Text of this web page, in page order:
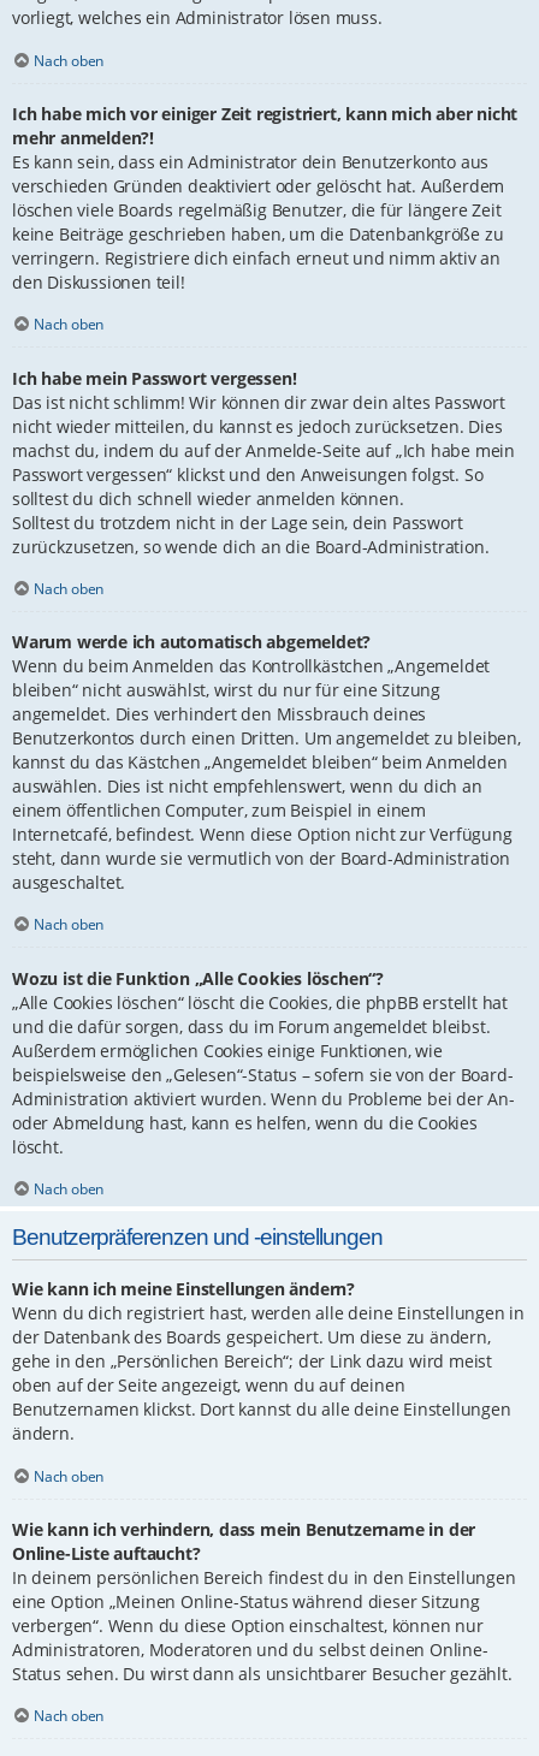
vorliegt, welches ein Administrator lösen muss.
Nach oben
Ich habe mich vor einiger Zeit registriert, kann mich aber nicht
mehr anmelden?!
Es kann sein, dass ein Administrator dein Benutzerkonto aus
verschieden Gründen deaktiviert oder gelöscht hat. Außerdem
löschen viele Boards regelmäßig Benutzer, die für längere Zeit
keine Beiträge geschrieben haben, um die Datenbankgröße zu
verringern. Registriere dich einfach erneut und nimm aktiv an
den Diskussionen teil!
Nach oben
Ich habe mein Passwort vergessen!
Das ist nicht schlimm! Wir können dir zwar dein altes Passwort
nicht wieder mitteilen, du kannst es jedoch zurücksetzen. Dies
machst du, indem du auf der Anmelde-Seite auf „Ich habe mein
Passwort vergessen“ klickst und den Anweisungen folgst. So
solltest du dich schnell wieder anmelden können.
Solltest du trotzdem nicht in der Lage sein, dein Passwort
zurückzusetzen, so wende dich an die Board-Administration.
Nach oben
Warum werde ich automatisch abgemeldet?
Wenn du beim Anmelden das Kontrollkästchen „Angemeldet
bleiben“ nicht auswählst, wirst du nur für eine Sitzung
angemeldet. Dies verhindert den Missbrauch deines
Benutzerkontos durch einen Dritten. Um angemeldet zu bleiben,
kannst du das Kästchen „Angemeldet bleiben“ beim Anmelden
auswählen. Dies ist nicht empfehlenswert, wenn du dich an
einem öffentlichen Computer, zum Beispiel in einem
Internetcafé, befindest. Wenn diese Option nicht zur Verfügung
steht, dann wurde sie vermutlich von der Board-Administration
ausgeschaltet.
Nach oben
Wozu ist die Funktion „Alle Cookies löschen“?
„Alle Cookies löschen“ löscht die Cookies, die phpBB erstellt hat
und die dafür sorgen, dass du im Forum angemeldet bleibst.
Außerdem ermöglichen Cookies einige Funktionen, wie
beispielsweise den „Gelesen“-Status – sofern sie von der Board-
Administration aktiviert wurden. Wenn du Probleme bei der An-
oder Abmeldung hast, kann es helfen, wenn du die Cookies
löscht.
Nach oben
Benutzerpräferenzen und -einstellungen
Wie kann ich meine Einstellungen ändern?
Wenn du dich registriert hast, werden alle deine Einstellungen in
der Datenbank des Boards gespeichert. Um diese zu ändern,
gehe in den „Persönlichen Bereich“; der Link dazu wird meist
oben auf der Seite angezeigt, wenn du auf deinen
Benutzernamen klickst. Dort kannst du alle deine Einstellungen
ändern.
Nach oben
Wie kann ich verhindern, dass mein Benutzername in der
Online-Liste auftaucht?
In deinem persönlichen Bereich findest du in den Einstellungen
eine Option „Meinen Online-Status während dieser Sitzung
verbergen“. Wenn du diese Option einschaltest, können nur
Administratoren, Moderatoren und du selbst deinen Online-
Status sehen. Du wirst dann als unsichtbarer Besucher gezählt.
Nach oben